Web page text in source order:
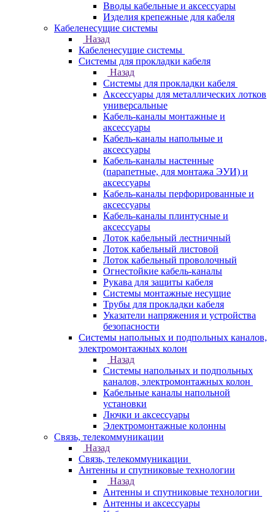
Вводы кабельные и аксессуары
Изделия крепежные для кабеля
Кабеленесущие системы
Назад
Кабеленесущие системы
Системы для прокладки кабеля
Назад
Системы для прокладки кабеля
Аксессуары для металлических лотков
универсальные
Кабель-каналы монтажные и
аксессуары
Кабель-каналы напольные и
аксессуары
Кабель-каналы настенные
(парапетные, для монтажа ЭУИ) и
аксессуары
Кабель-каналы перфорированные и
аксессуары
Кабель-каналы плинтусные и
аксессуары
Лоток кабельный лестничный
Лоток кабельный листовой
Лоток кабельный проволочный
Огнестойкие кабель-каналы
Рукава для защиты кабеля
Системы монтажные несущие
Трубы для прокладки кабеля
Указатели напряжения и устройства
безопасности
Системы напольных и подпольных каналов,
электромонтажных колон
Назад
Системы напольных и подпольных
каналов, электромонтажных колон
Кабельные каналы напольной
установки
Лючки и аксессуары
Электромонтажные колонны
Связь, телекоммуникации
Назад
Связь, телекоммуникации
Антенны и спутниковые технологии
Назад
Антенны и спутниковые технологии
Антенны и аксессуары